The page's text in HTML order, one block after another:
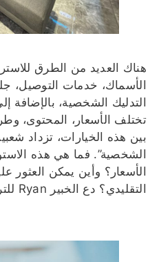
هناك العديد من الطرق
الأسماك، خدمات التوصيل،
التدليك الشخصية، بالإضافة
تختلف الأسعار، المحتوى،
بين هذه الخيارات، تزداد
الشخصية”. فما هي هذه
الأسعار؟ وأين يمكن العثور
التقليدي؟ دع الخبير Ryan للترفيه يرشدك الآن!